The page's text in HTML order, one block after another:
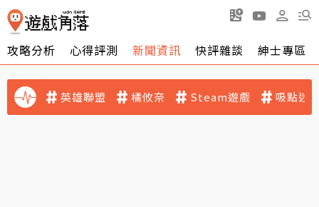
攻略分析 心得評測 新聞資訊 快評雜談 紳士專區
英雄聯盟 橘攸奈 Steam遊戲 吸點迷